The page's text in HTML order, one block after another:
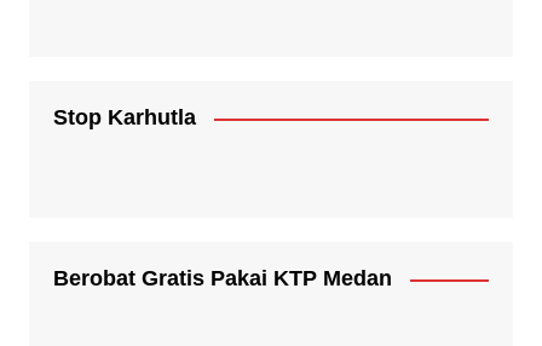
Stop Karhutla
Berobat Gratis Pakai KTP Medan